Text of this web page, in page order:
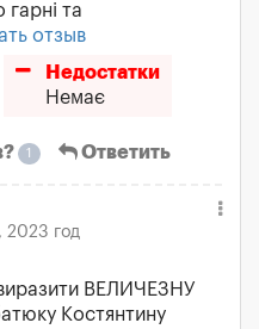
гарні та
отзыв
Недостатки
Немає
1 Ответить
2023 год
ВЕЛИЧЕЗНУ
Костянтину